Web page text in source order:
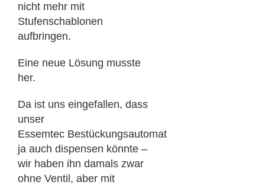
nicht mehr mit
Stufenschablonen
aufbringen.
Eine neue Lösung musste
her.
Da ist uns eingefallen, dass
unser
Essemtec Bestückungsautomat
ja auch dispensen könnte –
wir haben ihn damals zwar
ohne Ventil, aber mit